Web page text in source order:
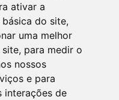
ativar a
do site,
uma melhor
site, para medir o
nossos
e para
interações de
3801.
horário comercial
de 12h às 19h.